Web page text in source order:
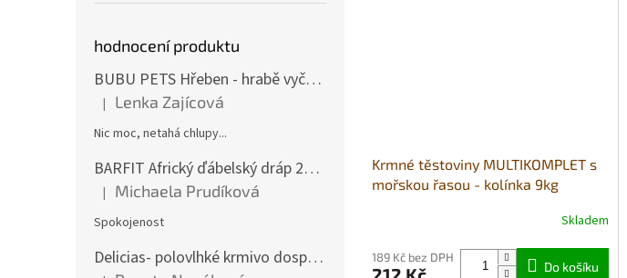
hodnocení produktu
BUBU PETS Hřeben - hrabě vyčesávací dvouřadé modré 11x15cm
Hodnocení produktu je 1 z 5 hvězdiček.
| Lenka Zajícová
Nic moc, netahá chlupy...
BARFIT Africký ďábelský dráp 250g
Hodnocení produktu je 5 z 5 hvězdiček.
| Michaela Prudíková
Spokojenost
Delicias- polovlhké krmivo dospělý pes 3Kg
Krmné těstoviny MULTIKOMPLET s
mořskou řasou - kolínka 9kg
produktu
Skladem
189 Kč bez DPH
Do košíku